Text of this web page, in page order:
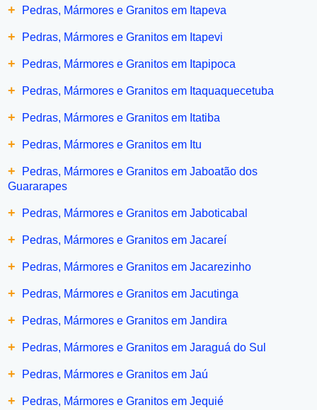
+ Pedras, Mármores e Granitos em Itapeva
+ Pedras, Mármores e Granitos em Itapevi
+ Pedras, Mármores e Granitos em Itapipoca
+ Pedras, Mármores e Granitos em Itaquaquecetuba
+ Pedras, Mármores e Granitos em Itatiba
+ Pedras, Mármores e Granitos em Itu
+
Pedras, Mármores e Granitos em Jaboatão dos
Guararapes
+ Pedras, Mármores e Granitos em Jaboticabal
+ Pedras, Mármores e Granitos em Jacareí
+ Pedras, Mármores e Granitos em Jacarezinho
+ Pedras, Mármores e Granitos em Jacutinga
+ Pedras, Mármores e Granitos em Jandira
+ Pedras, Mármores e Granitos em Jaraguá do Sul
+ Pedras, Mármores e Granitos em Jaú
+ Pedras, Mármores e Granitos em Jequié